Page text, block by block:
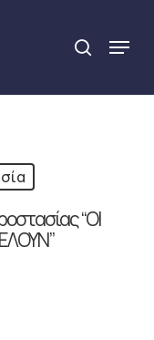
search
Menu
“ΟΙ
Close